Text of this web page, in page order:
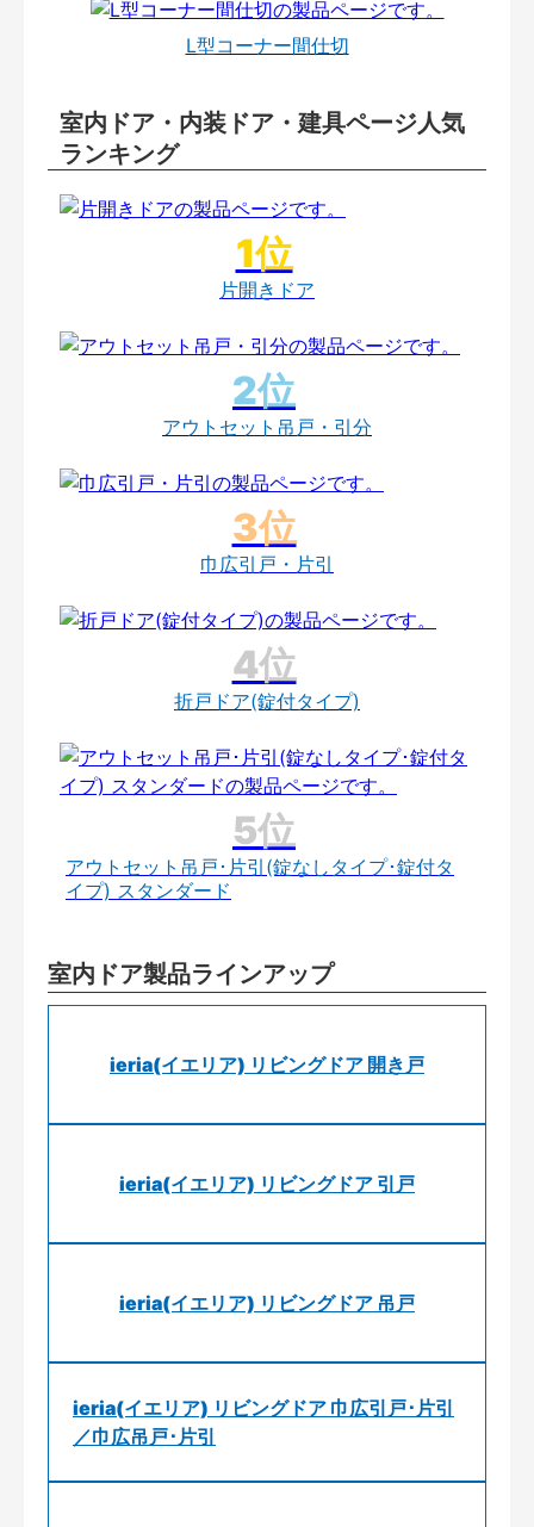
L型コーナー間仕切
室内ドア・内装ドア・建具ページ人気
ランキング
片開きドア
アウトセット吊戸・引分
巾広引戸・片引
折戸ドア(錠付タイプ)
アウトセット吊戸･片引(錠なしタイプ･錠付タ
イプ) スタンダード
室内ドア製品ラインアップ
ieria(イエリア) リビングドア 開き戸
ieria(イエリア) リビングドア 引戸
ieria(イエリア) リビングドア 吊戸
ieria(イエリア) リビングドア 巾広引戸･片引
／巾広吊戸･片引